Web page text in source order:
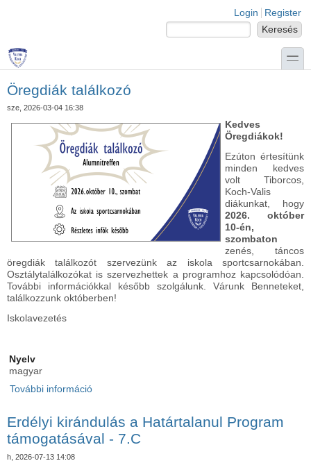
Login Register
toggle
Öregdiák találkozó
sze, 2026-03-04 16:38
Kedves
Öregdiákok!
Ezúton értesítünk
minden kedves
volt Tiborcos,
Koch-Valis
diákunkat, hogy
2026. október
10-én,
szombaton
zenés, táncos
öregdiák találkozót szervezünk az iskola sportcsarnokában.
Osztálytalálkozókat is szervezhettek a programhoz kapcsolódóan.
További információkkal később szolgálunk. Várunk Benneteket,
találkozzunk októberben!
Iskolavezetés
Nyelv
magyar
További információ
Erdélyi kirándulás a Határtalanul Program
támogatásával - 7.C
h, 2026-07-13 14:08